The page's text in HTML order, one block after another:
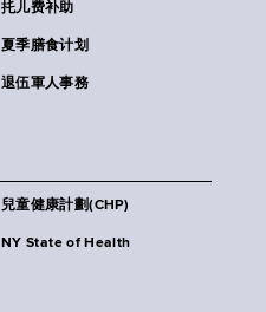
扥儿费补助
夏季膳食计划
退伍軍人事務
兒童健康計劃(CHP)
NY State of Health